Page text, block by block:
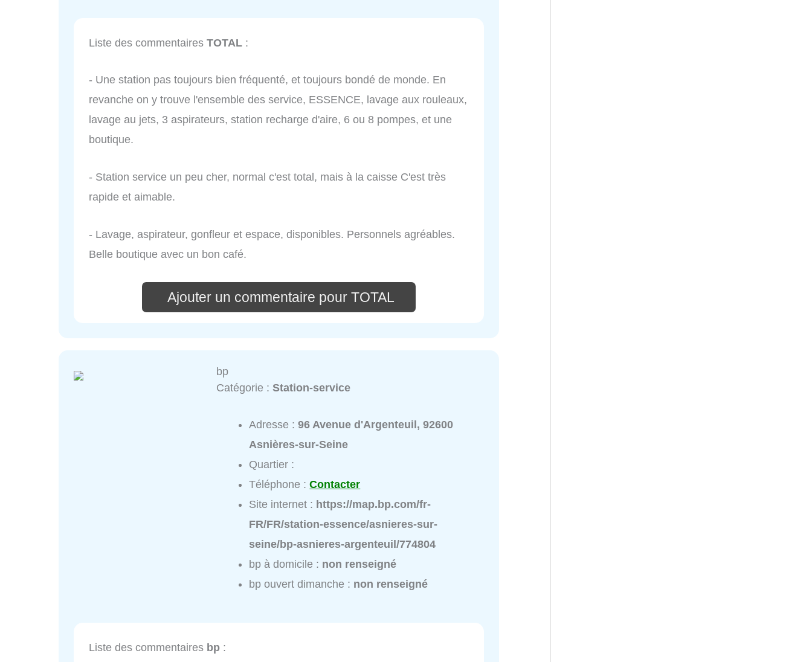
Liste des commentaires TOTAL :
- Une station pas toujours bien fréquenté, et toujours bondé de monde. En
revanche on y trouve l'ensemble des service, ESSENCE, lavage aux rouleaux,
lavage au jets, 3 aspirateurs, station recharge d'aire, 6 ou 8 pompes, et une
boutique.
- Station service un peu cher, normal c'est total, mais à la caisse C'est très
rapide et aimable.
- Lavage, aspirateur, gonfleur et espace, disponibles. Personnels agréables.
Belle boutique avec un bon café.
Ajouter un commentaire pour TOTAL
bp
Catégorie :Station-service
Adresse :96 Avenue d'Argenteuil, 92600
Asnières-sur-Seine
Quartier :
Téléphone :Contacter
Site internet : https://map.bp.com/fr-
FR/FR/station-essence/asnieres-sur-
seine/bp-asnieres-argenteuil/774804
bp à domicile : non renseigné
bp ouvert dimanche : non renseigné
Liste des commentaires bp :